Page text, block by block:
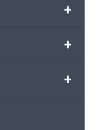
+
+
+